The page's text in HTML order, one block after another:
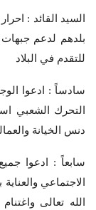
السيد القائد :
بلدهم لدعم
للتقدم في البلاد
سادساً : ادعوا
التحرك الشعبي
دنس الخيانة
سابعاً : ادعوا
الاجتماعي
الله تعالى